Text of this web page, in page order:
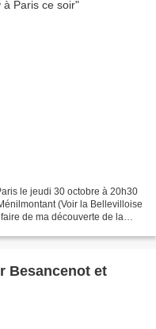
le jeudi 30 octobre à 20h30
(Voir la Bellevilloise
de ma découverte de la
Besancenot et